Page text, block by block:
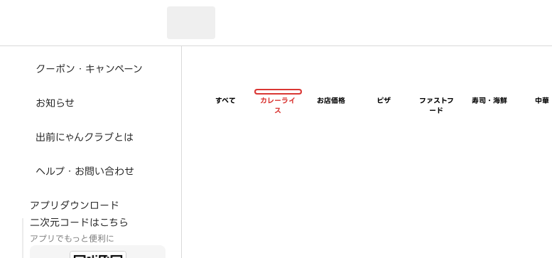
クーポン・キャンペーン
お知らせ
出前にゃんクラブとは
ヘルプ・お問い合わせ
アプリダウンロード
二次元コードはこちら
アプリでもっと便利に
すべて
カレーライ
ス
お店価格 ピザ
ファストフ
ード
寿司・海鮮 中華